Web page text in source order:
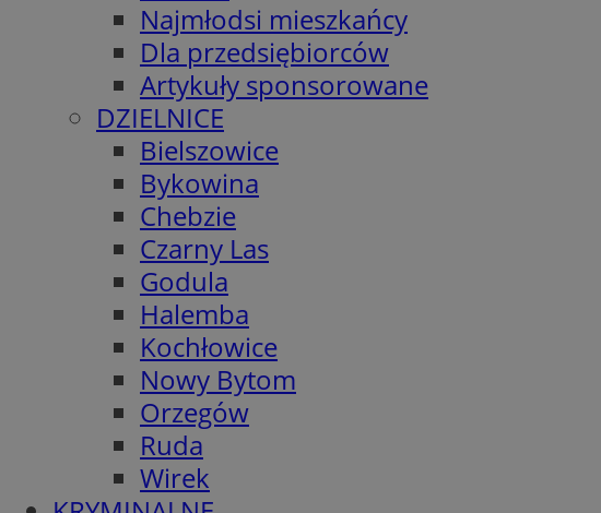
Najmłodsi mieszkańcy
Dla przedsiębiorców
Artykuły sponsorowane
DZIELNICE
Bielszowice
Bykowina
Chebzie
Czarny Las
Godula
Halemba
Kochłowice
Nowy Bytom
Orzegów
Ruda
Wirek